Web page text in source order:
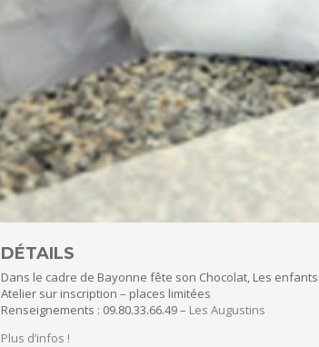
DÉTAILS
Dans le cadre de Bayonne fête son Chocolat, Les
Atelier sur inscription – places limitées
Renseignements : 09.80.33.66.49 – Les Augustins
Plus d’infos !